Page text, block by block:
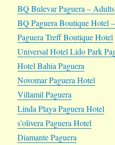
BQ Bulevar Paguera –
BQ Paguera Boutique Hotel
Paguera Treff Boutique Hotel
Universal Hotel Lido Park
Hotel Bahia Paguera
Novomar Paguera Hotel
Villamil Paguera
Linda Playa Paguera Hotel
s’olivera Paguera Hotel
Diamante Paguera